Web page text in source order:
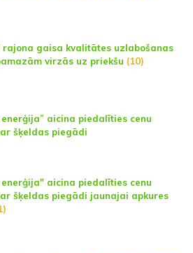
rajona gaisa kvalitātes uzlabošanas
virzās uz priekšu (10)
enerģija” aicina piedalīties cenu
šķeldas piegādi
aicina piedalīties cenu
šķeldas piegādi jaunajai apkures